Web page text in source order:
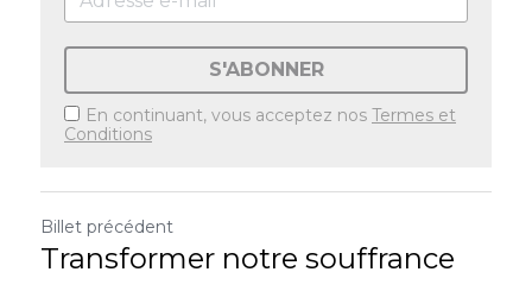
S'ABONNER
En continuant, vous acceptez nos Termes et
Conditions
Billet précédent
Transformer notre souffrance